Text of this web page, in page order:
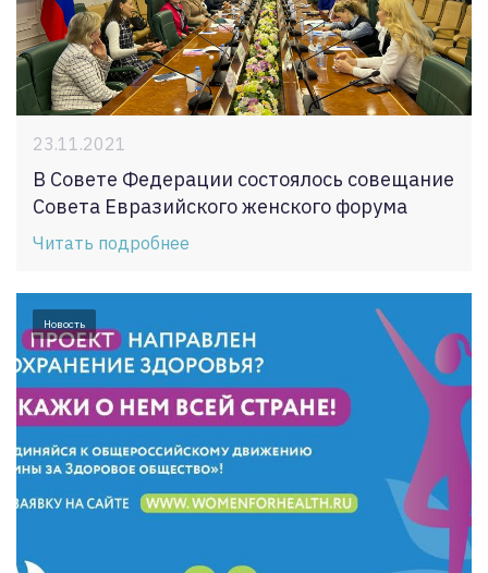
23.11.2021
В Совете Федерации состоялось совещание
Совета Евразийского женского форума
Читать подробнее
Новость